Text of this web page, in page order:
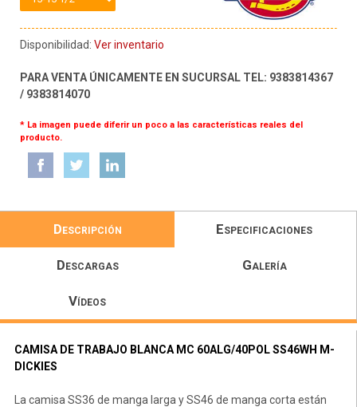
Disponibilidad: Ver inventario
PARA VENTA ÚNICAMENTE EN SUCURSAL TEL: 9383814367
/ 9383814070
* La imagen puede diferir un poco a las características reales del
producto.
Descripción Especificaciones
Descargas Galería
Vídeos
CAMISA DE TRABAJO BLANCA MC 60ALG/40POL SS46WH M-
DICKIES
La camisa SS36 de manga larga y SS46 de manga corta están